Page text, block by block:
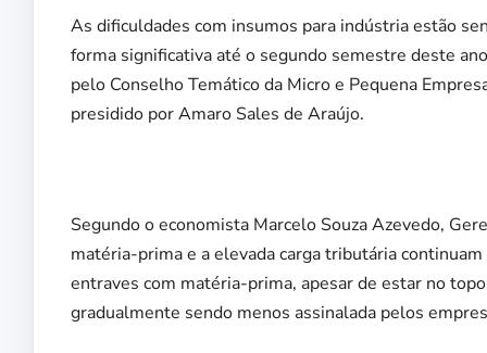
As dificuldades com insumos para indústria estão
forma significativa até o segundo semestre deste
pelo Conselho Temático da Micro e Pequena
presidido por Amaro Sales de Araújo.
Segundo o economista Marcelo Souza Azevedo,
matéria-prima e a elevada carga tributária
entraves com matéria-prima, apesar de estar no
gradualmente sendo menos assinalada pelos